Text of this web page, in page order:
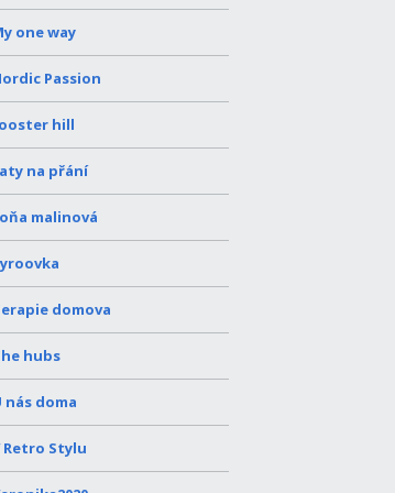
one way
Passion
hill
na přání
malinová
domova
hubs
nás doma
Retro Stylu